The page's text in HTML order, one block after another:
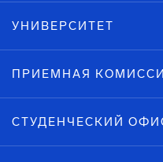
УНИВЕРСИТЕТ
ПРИЕМНАЯ
СТУДЕНЧЕСКИЙ